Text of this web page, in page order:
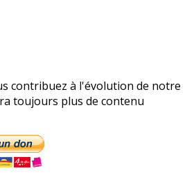
contribuez à l'évolution de notre
toujours plus de contenu